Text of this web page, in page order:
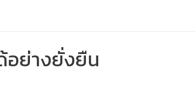
อย่างยั่งยืน